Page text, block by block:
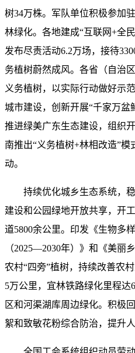
树34万株。军队单位积极参加
林绿化。各地建成“互联网+全
发布尽责活动6.2万场，接待
务植树蔚然成风。各省（自治
义务植树，以实际行动做好示
城市建设，创新开展“千家万盆
推进绿美广东生态建设，组织
南推出“义务植树+林相改造”模
动。
持续优化城乡生态系统，
建设和公园绿地开放共享，开
道5800余公里。印发《生物多
（2025—2030年）》和《美丽
农村“四旁”植树，持续改善农
5万公里，宜林铁路绿化里程
区和河渠湖库周边绿化。积极
絮和致敏花粉综合防治，提升